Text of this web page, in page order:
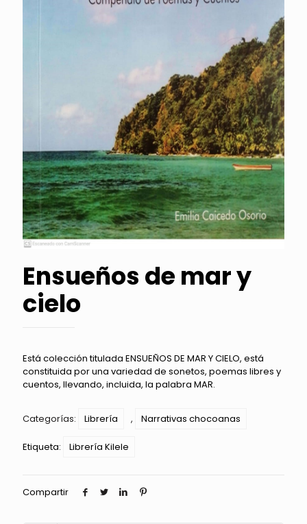
Ensueños de mar y
cielo
Está colección titulada ENSUEÑOS DE MAR Y CIELO, está
constituida por una variedad de sonetos, poemas libres y
cuentos, llevando, incluida, la palabra MAR.
Categorías: Librería , Narrativas chocoanas
Etiqueta: Librería Kilele
Compartir